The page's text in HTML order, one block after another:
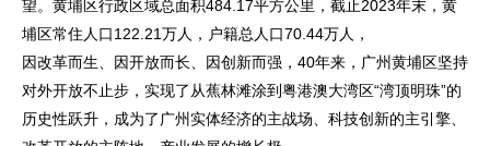
望。黄埔区行政区域总面积484.17平方公里，截止2023年末，黄
埔区常住人口122.21万人，户籍总人口70.44万人，
因改革而生、因开放而长、因创新而强，40年来，广州黄埔区坚持
对外开放不止步，实现了从蕉林滩涂到粤港澳大湾区“湾顶明珠”的
历史性跃升，成为了广州实体经济的主战场、科技创新的主引擎、